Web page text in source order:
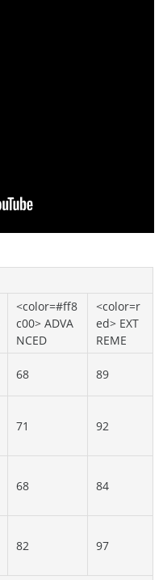
<color=#ff8
c00> ADVA
NCED
<color=r
ed> EXT
REME
68 89
71 92
68 84
82 97